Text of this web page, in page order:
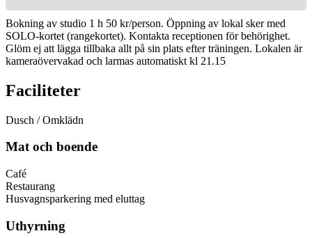
Bokning av studio 1 h 50 kr/person. Öppning av lokal sker med
SOLO-kortet (rangekortet). Kontakta receptionen för behörighet.
Glöm ej att lägga tillbaka allt på sin plats efter träningen. Lokalen är
kameraövervakad och larmas automatiskt kl 21.15
Faciliteter
Dusch / Omklädn
Mat och boende
Café
Restaurang
Husvagnsparkering med eluttag
Uthyrning